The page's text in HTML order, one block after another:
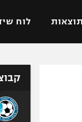
תוצאות לוח
כדורסל עולמי